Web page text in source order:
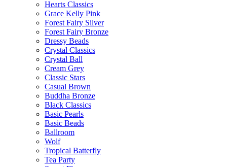
Hearts Classics
Grace Kelly Pink
Forest Fairy Silver
Forest Fairy Bronze
Dressy Beads
Crystal Classics
Crystal Ball
Cream Grey
Classic Stars
Casual Brown
Buddha Bronze
Black Classics
Basic Pearls
Basic Beads
Ballroom
Wolf
Tropical Batterfly
Tea Party